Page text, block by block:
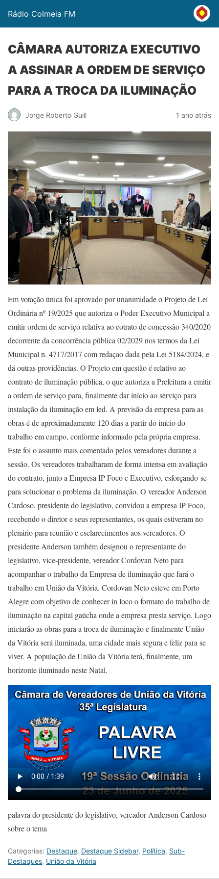
Rádio Colmeia FM
CÂMARA AUTORIZA EXECUTIVO
A ASSINAR A ORDEM DE SERVIÇO
PARA A TROCA DA ILUMINAÇÃO
Jorge Roberto Guill 1 ano atrás
Em votação única foi aprovado por unanimidade o Projeto de Lei
Ordinária nº 19/2025 que autoriza o Poder Executivo Municipal a
emitir ordem de serviço relativa ao cotrato de concessão 340/2020
decorrente da concorrência pública 02/2029 nos termos da Lei
Municipal n. 4717/2017 com redaçao dada pela Lei 5184/2024, e
dá outras providências. O Projeto em questão é relativo ao
contrato de iluminação pública, o que autoriza a Prefeitura a emitir
a ordem de serviço para, finalmente dar início ao serviço para
instalação da iluminação em led. A previsão da empresa para as
obras é de aproximadamente 120 dias a partir do início do
trabalho em campo, conforme informado pela própria empresa.
Este foi o assunto mais comentado pelos vereadores durante a
sessão. Os vereadores trabalharam de forma intensa em avaliação
do contrato, junto a Empresa IP Foco e Executivo, esforçando-se
para solucionar o problema da iluminação. O vereador Anderson
Cardoso, presidente do legislativo, convidou a empresa IP Foco,
recebendo o diretor e seus representantes, os quais estiveram no
plenário para reunião e esclarecimentos aos vereadores. O
presidente Anderson também designou o representante do
legislativo, vice-presidente, vereador Cordovan Neto para
acompanhar o trabalho da Empresa de iluminação que fará o
trabalho em União da Vitória. Cordovan Neto esteve em Porto
Alegre com objetivo de conhecer in loco o formato do trabalho de
iluminação na capital gaúcha onde a empresa presta serviço. Logo
iniciarão as obras para a troca de iluminação e finalmente União
da Vitória será iluminada, uma cidade mais segura e feliz para se
viver. A população de União da Vitória terá, finalmente, um
horizonte iluminado neste Natal.
palavra do presidente do legislativo, vereador Anderson Cardoso
sobre o tema
Categorias: Destaque, Destaque Sidebar, Política, Sub-
Destaques, União da Vitória